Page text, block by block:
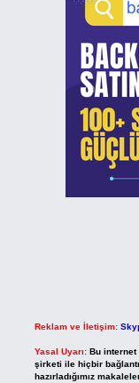
Reklam ve İletişim:
Yasal Uyarı: Bu
şirketi ile hiçbir
hazırladığımız